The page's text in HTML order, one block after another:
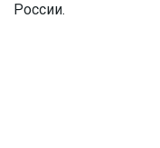
России.